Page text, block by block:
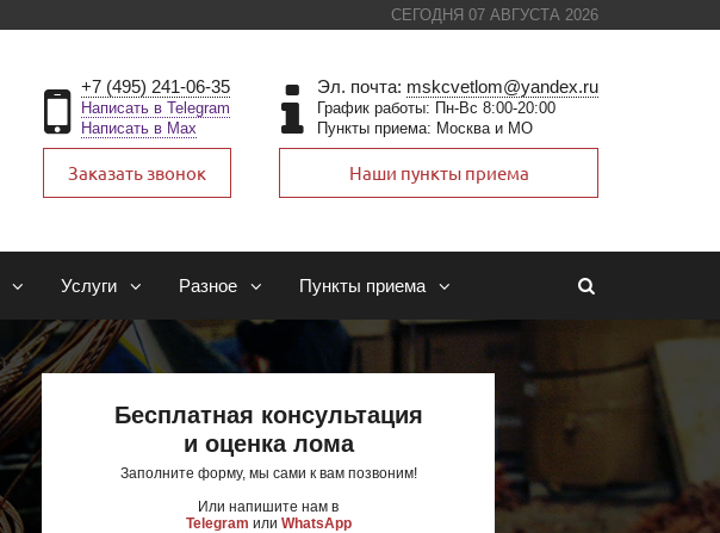
СЕГОДНЯ 07 АВГУСТА 2026
+7 (495) 241-06-35
Написать в Telegram
Написать в Max
Заказать звонок
Эл. почта: mskcvetlom@yandex.ru
График работы: Пн-Вс 8:00-20:00
Пункты приема: Москва и МО
Наши пункты приема
Услуги Разное Пункты приема
Бесплатная консультация
и оценка лома
Заполните форму, мы сами к вам позвоним!
Или напишите нам в
Telegram или WhatsApp